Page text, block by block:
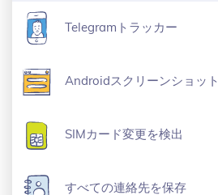
Telegramトラッカー
Androidスクリーンショット
SIMカード変更を検出
すべての連絡先を保存